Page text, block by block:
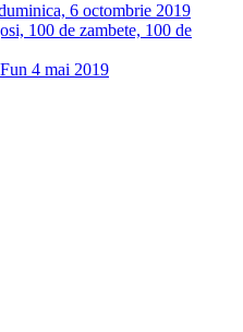
6 octombrie 2019
100 de zambete, 100 de
4 mai 2019